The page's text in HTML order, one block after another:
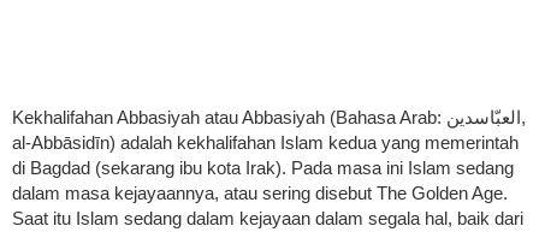
Kekhalifahan Abbasiyah atau Abbasiyah (Bahasa Arab: العبّاسدين,
al-Abbāsidīn) adalah kekhalifahan Islam kedua yang memerintah
di Bagdad (sekarang ibu kota Irak). Pada masa ini Islam sedang
dalam masa kejayaannya, atau sering disebut The Golden Age.
Saat itu Islam sedang dalam kejayaan dalam segala hal, baik dari